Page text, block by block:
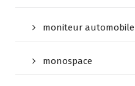
moniteur automobile
monospace